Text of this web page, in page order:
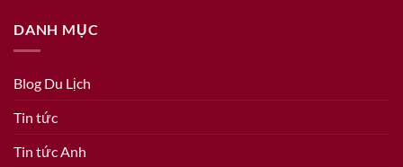
DANH MỤC
Blog Du Lịch
Tin tức
Tin tức Anh